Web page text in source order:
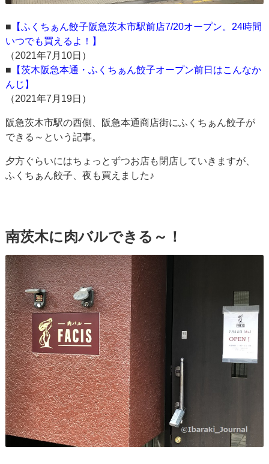
■ 【ふくちぁん餃子阪急茨木市駅前店7/20オープン。24時間
いつでも買えるよ！】
（2021年7月10日）
■ 【茨木阪急本通・ふくちぁん餃子オープン前日はこんなか
んじ】
（2021年7月19日）
阪急茨木市駅の西側、阪急本通商店街にふくちぁん餃子が
できる～という記事。
夕方ぐらいにはちょっとずつお店も閉店していきますが、
ふくちぁん餃子、夜も買えました♪
南茨木に肉バルできる～！